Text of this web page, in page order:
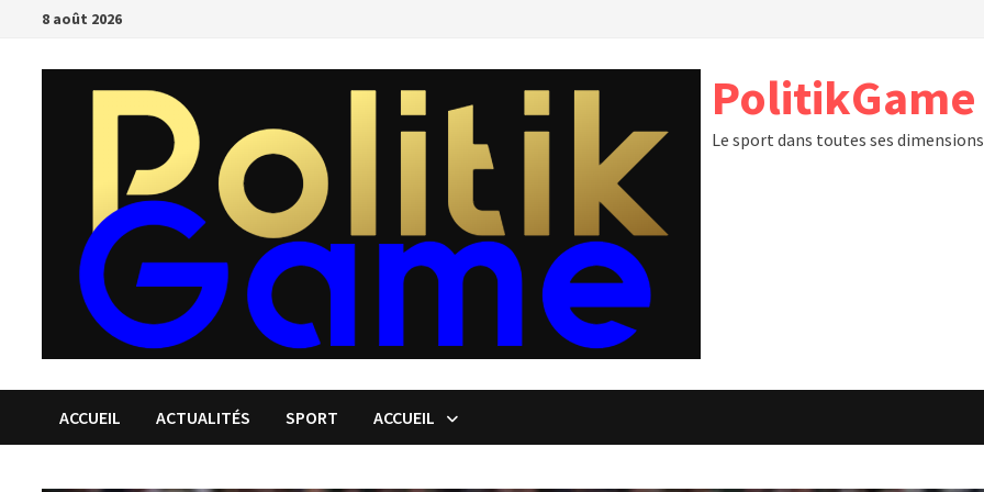
Passer
contenu
8 août 2026
PolitikGame
Le sport dans toutes ses dimensions
ACCUEIL ACTUALITÉS SPORT ACCUEIL